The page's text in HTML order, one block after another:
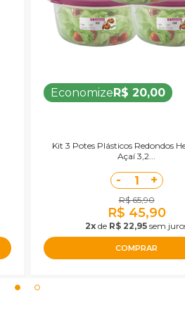
EconomizeR$ 20,00
Kit 3 Potes Plásticos Redondos
Açaí 3,2...
- 1 +
R$ 65,90
R$ 45,90
2x de R$ 22,95 sem
COMPRAR